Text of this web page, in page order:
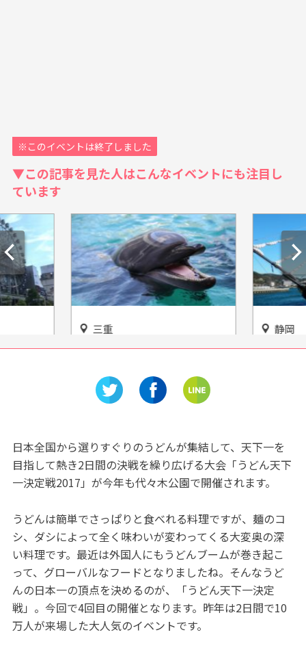
※このイベントは終了しました
▼この記事を見た人はこんなイベントにも注目し
ています
報【ラ
三重
イルカの楽園に遊びに行こう
静岡
2016年
日本全国から選りすぐりのうどんが集結して、天下一を
目指して熱き2日間の決戦を繰り広げる大会「うどん天下
一決定戦2017」が今年も代々木公園で開催されます。
うどんは簡単でさっぱりと食べれる料理ですが、麺のコ
シ、ダシによって全く味わいが変わってくる大変奥の深
い料理です。最近は外国人にもうどんブームが巻き起こ
って、グローバルなフードとなりましたね。そんなうど
んの日本一の頂点を決めるのが、「うどん天下一決定
戦」。今回で4回目の開催となります。昨年は2日間で10
万人が来場した大人気のイベントです。